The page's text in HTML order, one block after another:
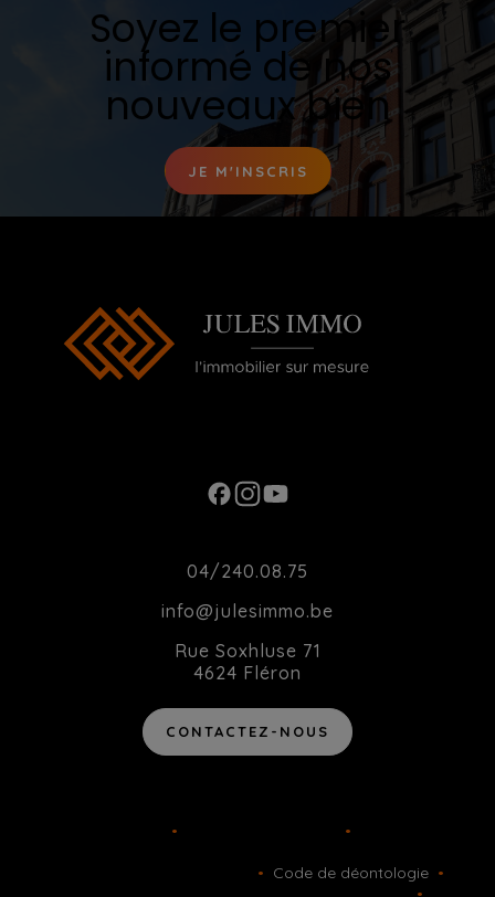
Soyez le premier
informé de nos
nouveaux bien
JE M'INSCRIS
04/240.08.75
info@julesimmo.be
Rue Soxhluse 71
4624 Fléron
CONTACTEZ-NOUS
• •
• Code de déontologie •